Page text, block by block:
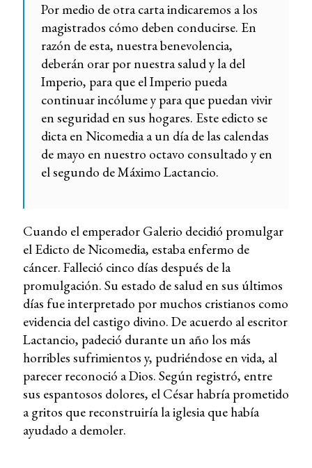
Por medio de otra carta indicaremos a los
magistrados cómo deben conducirse. En
razón de esta, nuestra benevolencia,
deberán orar por nuestra salud y la del
Imperio, para que el Imperio pueda
continuar incólume y para que puedan vivir
en seguridad en sus hogares. Este edicto se
dicta en Nicomedia a un día de las calendas
de mayo en nuestro octavo consultado y en
el segundo de Máximo Lactancio.
Cuando el emperador Galerio decidió promulgar
el Edicto de Nicomedia, estaba enfermo de
cáncer. Falleció cinco días después de la
promulgación. Su estado de salud en sus últimos
días fue interpretado por muchos cristianos como
evidencia del castigo divino. De acuerdo al escritor
Lactancio, padeció durante un año los más
horribles sufrimientos y, pudriéndose en vida, al
parecer reconoció a Dios. Según registró, entre
sus espantosos dolores, el César habría prometido
a gritos que reconstruiría la iglesia que había
ayudado a demoler.